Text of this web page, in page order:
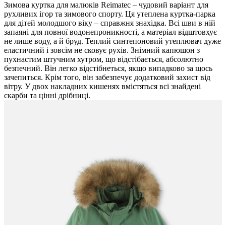
Зимова куртка для малюків Reimatec – чудовий варіант для
рухливих ігор та зимового спорту. Ця утеплена куртка-парка
для дітей молодшого віку – справжня знахідка. Всі шви в ній
запаяні для повної водонепроникності, а матеріал відштовхує
не лише воду, а й бруд. Теплий синтепоновий утеплювач дуже
еластичний і зовсім не сковує рухів. Знімний капюшон з
пухнастим штучним хутром, що відстібається, абсолютно
безпечний. Він легко відстібнеться, якщо випадково за щось
зачепиться. Крім того, він забезпечує додатковий захист від
вітру. У двох накладних кишенях вмістяться всі знайдені
скарби та цінні дрібниці.